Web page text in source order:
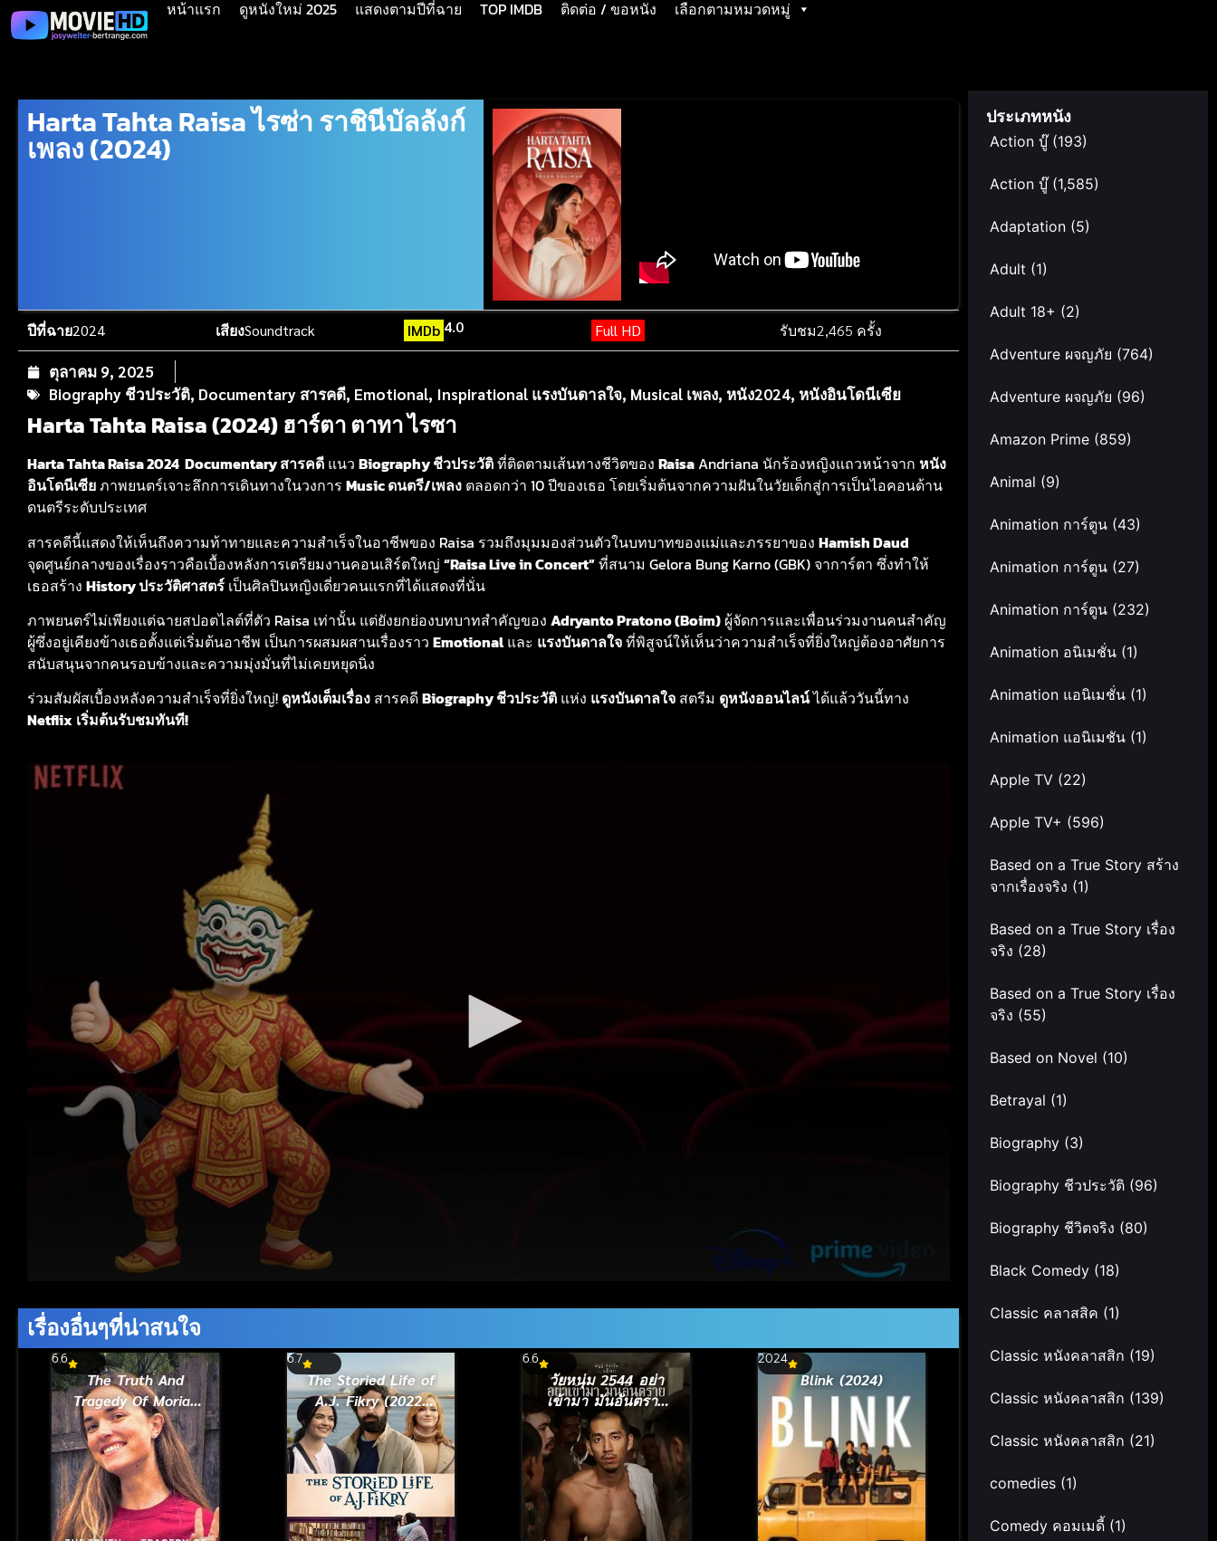
หน้าแรก ดูหนังใหม่ 2025 แสดงตามปีที่ฉาย TOP IMDB ติดต่อ / ขอหนัง เลือกตามหมวดหมู่
Harta Tahta Raisa ไรซ่า ราชินีบัลลังก์
เพลง (2024)
ปีที่ฉาย2024 เสียงSoundtrack IMDb 4.0 Full HD รับชม2,465 ครั้ง
ตุลาคม 9, 2025
Biography ชีวประวัติ, Documentary สารคดี, Emotional, Inspirational แรงบันดาลใจ, Musical เพลง, หนัง2024, หนังอินโดนีเซีย
Harta Tahta Raisa (2024) ฮาร์ตา ตาทา ไรซา
Harta Tahta Raisa 2024 Documentary สารคดี แนว Biography ชีวประวัติที่ติดตามเส้นทางชีวิตของ RaisaAndriana นักร้องหญิงแถวหน้าจาก หนัง
อินโดนีเซียภาพยนตร์เจาะลึกการเดินทางในวงการ Music ดนตรี/เพลง ตลอดกว่า 10 ปีของเธอ โดยเริ่มต้นจากความฝันในวัยเด็กสู่การเป็นไอคอนด้าน
ดนตรีระดับประเทศ
สารคดีนี้แสดงให้เห็นถึงความท้าทายและความสำเร็จในอาชีพของ Raisa รวมถึงมุมมองส่วนตัวในบทบาทของแม่และภรรยาของ Hamish Daud
จุดศูนย์กลางของเรื่องราวคือเบื้องหลังการเตรียมงานคอนเสิร์ตใหญ่ “Raisa Live in Concert”ที่สนาม Gelora Bung Karno (GBK) จาการ์ตา ซึ่งทำให้
เธอสร้าง History ประวัติศาสตร์ เป็นศิลปินหญิงเดี่ยวคนแรกที่ได้แสดงที่นั่น
ภาพยนตร์ไม่เพียงแต่ฉายสปอตไลต์ที่ตัว Raisa เท่านั้น แต่ยังยกย่องบทบาทสำคัญของ Adryanto Pratono (Boim) ผู้จัดการและเพื่อนร่วมงานคนสำคัญ
ผู้ซึ่งอยู่เคียงข้างเธอตั้งแต่เริ่มต้นอาชีพ เป็นการผสมผสานเรื่องราว Emotionalและ แรงบันดาลใจที่พิสูจน์ให้เห็นว่าความสำเร็จที่ยิ่งใหญ่ต้องอาศัยการ
สนับสนุนจากคนรอบข้างและความมุ่งมั่นที่ไม่เคยหยุดนิ่ง
ร่วมสัมผัสเบื้องหลังความสำเร็จที่ยิ่งใหญ่! ดูหนังเต็มเรื่อง สารคดีBiography ชีวประวัติ แห่ง แรงบันดาลใจ สตรีม ดูหนังออนไลน์ได้แล้ววันนี้ทาง
Netflix เริ่มต้นรับชมทันที!
เรื่องอื่นๆที่น่าสนใจ
6.6
The Truth And
Tragedy Of Moriah
Wilson วามจริงและ
โศกนาฏกรรมของโม
ไรอาห์ วิลสัน (2026)
6.7
The Storied Life of
A.J. Fikry (2022)
ชีวิตหลากรสของ
เอ.เจ. ฟิกรี้
6.6
วัยหนุ่ม 2544 อย่า
เข้ามา มันอันตราย
In Youth We Trust
(2024)
2024
Blink (2024)
ประเภทหนัง
Action บู๊(193)
Action บู๊(1,585)
Adaptation (5)
Adult (1)
Adult 18+ (2)
Adventure ผจญภัย (764)
Adventure ผจญภัย (96)
Amazon Prime (859)
Animal (9)
Animation การ์ตูน (43)
Animation การ์ตูน (27)
Animation การ์ตูน (232)
Animation อนิเมชั่น (1)
Animation แอนิเมชั่น (1)
Animation แอนิเมชัน (1)
Apple TV (22)
Apple TV+ (596)
Based on a True Story สร้าง
จากเรื่องจริง (1)
Based on a True Story เรื่อง
จริง (28)
Based on a True Story เรื่อง
จริง (55)
Based on Novel (10)
Betrayal (1)
Biography (3)
Biography ชีวประวัติ (96)
Biography ชีวิตจริง (80)
Black Comedy (18)
Classic คลาสสิค (1)
Classic หนังคลาสสิก (19)
Classic หนังคลาสสิก (139)
Classic หนังคลาสสิก (21)
comedies (1)
Comedy คอมเมดี้ (1)